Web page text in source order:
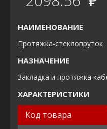
НАИМЕНОВАНИЕ
Протяжка-стеклопруток
НАЗНАЧЕНИЕ
Закладка и протяжка
ХАРАКТЕРИСТИКИ
Код товара